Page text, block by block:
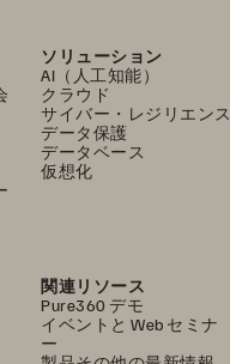
ソリューション
AI（人工知能）
クラウド
サイバー・レジリエンス
データ保護
データベース
仮想化
関連リソース
Pure360 デモ
イベントと Web セミナ
ー